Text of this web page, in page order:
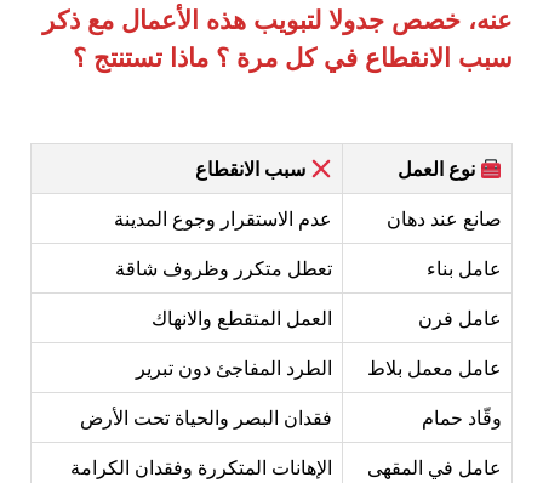
عنه، خصص جدولا لتبويب هذه الأعمال مع ذكر
سبب الانقطاع في كل مرة ؟ ماذا تستنتج ؟
نوع العمل
سبب الانقطاع
صانع عند دهان
عدم الاستقرار وجوع المدينة
عامل بناء
تعطل متكرر وظروف شاقة
عامل فرن
العمل المتقطع والانهاك
عامل معمل بلاط
الطرد المفاجئ دون تبرير
وقّاد حمام
فقدان البصر والحياة تحت الأرض
عامل في المقهى
الإهانات المتكررة وفقدان الكرامة